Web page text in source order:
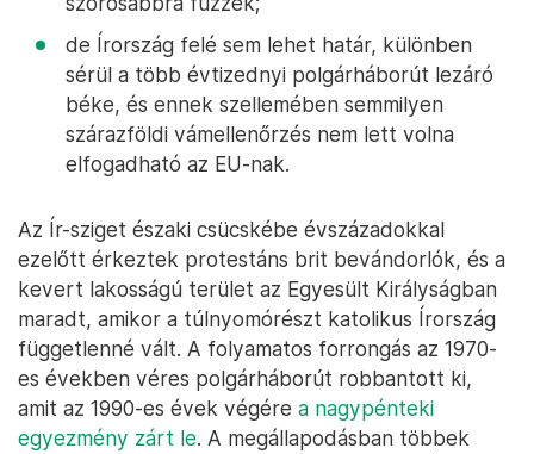
de Írország felé sem lehet határ, különben
sérül a több évtizednyi polgárháborút lezáró
béke, és ennek szellemében semmilyen
szárazföldi vámellenőrzés nem lett volna
elfogadható az EU-nak.
Az Ír-sziget északi csücskébe évszázadokkal
ezelőtt érkeztek protestáns brit bevándorlók, és a
kevert lakosságú terület az Egyesült Királyságban
maradt, amikor a túlnyomórészt katolikus Írország
függetlenné vált. A folyamatos forrongás az 1970-
es években véres polgárháborút robbantott ki,
amit az 1990-es évek végére a nagypénteki
egyezmény zárt le. A megállapodásban többek